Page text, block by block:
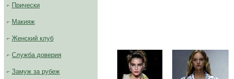
Прически
Макияж
Женский клуб
Служба доверия
Замуж за рубеж